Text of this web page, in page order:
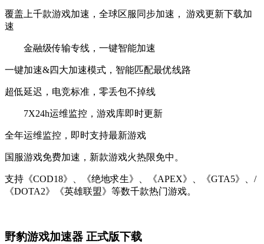
覆盖上千款游戏加速，全球区服同步加速， 游戏更新下载加
速
金融级传输专线，一键智能加速
一键加速&四大加速模式，智能匹配最优线路
超低延迟，电竞标准，零丢包不掉线
7X24h运维监控，游戏库即时更新
全年运维监控，即时支持最新游戏
国服游戏免费加速，新款游戏火热限免中。
支持《COD18》、《绝地求生》、《APEX》、《GTA5》、/
《DOTA2》《英雄联盟》等数千款热门游戏。
野豹游戏加速器 正式版下载